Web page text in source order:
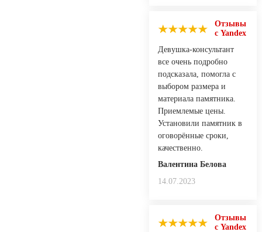
Отзывы
с Yandex
Девушка-консультант
все очень подробно
подсказала, помогла с
выбором размера и
материала памятника.
Приемлемые цены.
Установили памятник в
оговорённые сроки,
качественно.
Валентина Белова
14.07.2023
Отзывы
с Yandex